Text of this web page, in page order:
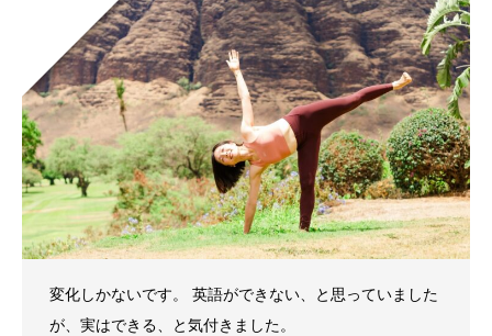
変化しかないです。 英語ができない、と思っていました
が、実はできる、と気付きました。